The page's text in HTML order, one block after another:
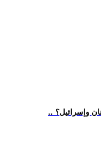
وإسرائيل؟